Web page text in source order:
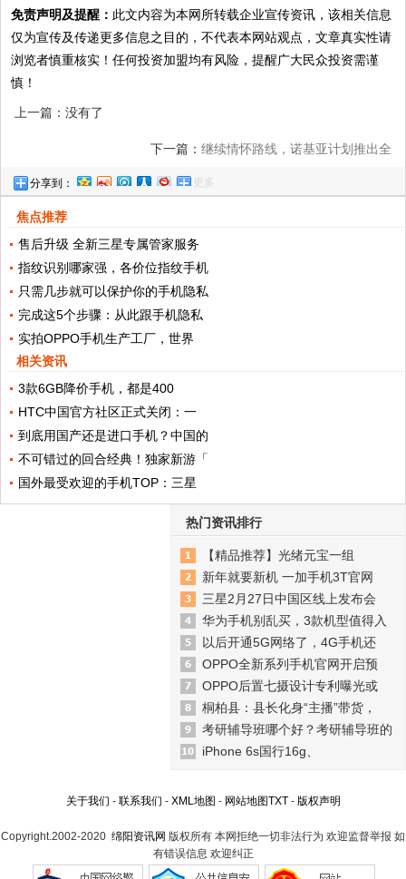
免责声明及提醒： 此文内容为本网所转载企业宣传资讯，该相关信息
仅为宣传及传递更多信息之目的，不代表本网站观点，文章真实性请
浏览者慎重核实！任何投资加盟均有风险，提醒广大民众投资需谨
慎！
上一篇：没有了
下一篇： 继续情怀路线，诺基亚计划推出全
分享到： 更多
焦点推荐
售后升级 全新三星专属管家服务
指纹识别哪家强，各价位指纹手机
只需几步就可以保护你的手机隐私
完成这5个步骤：从此跟手机隐私
实拍OPPO手机生产工厂，世界
相关资讯
3款6GB降价手机，都是400
HTC中国官方社区正式关闭：一
到底用国产还是进口手机？中国的
不可错过的回合经典！独家新游「
国外最受欢迎的手机TOP：三星
热门资讯排行
【精品推荐】光绪元宝一组
新年就要新机 一加手机3T官网
三星2月27日中国区线上发布会
华为手机别乱买，3款机型值得入
以后开通5G网络了，4G手机还
OPPO全新系列手机官网开启预
OPPO后置七摄设计专利曝光或
桐柏县：县长化身“主播”带货，
考研辅导班哪个好？考研辅导班的
iPhone 6s国行16g、
关于我们 - 联系我们 - XML地图 - 网站地图TXT- 版权声明
Copyright.2002-2020 绵阳资讯网 版权所有 本网拒绝一切非法行为 欢迎监督举报 如
有错误信息 欢迎纠正